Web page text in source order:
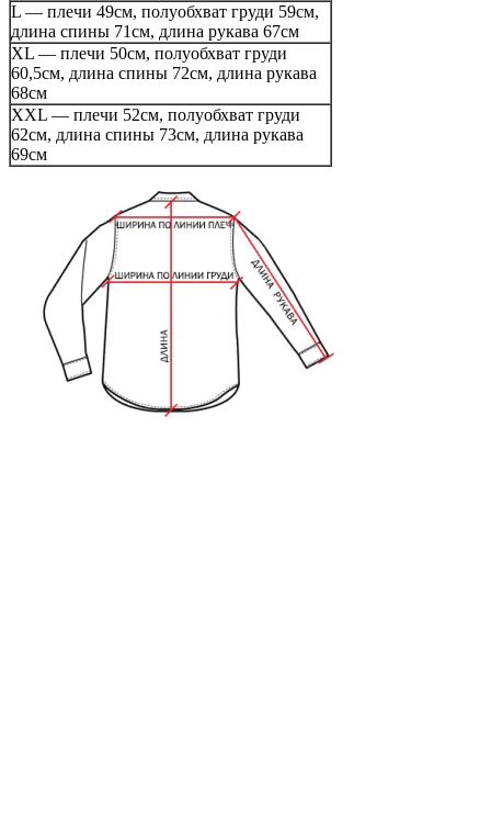
L — плечи 49см, полуобхват груди 59см,
длина спины 71см, длина рукава 67см
XL — плечи 50см, полуобхват груди
60,5см, длина спины 72см, длина рукава
68см
XXL — плечи 52см, полуобхват груди
62см, длина спины 73см, длина рукава
69см